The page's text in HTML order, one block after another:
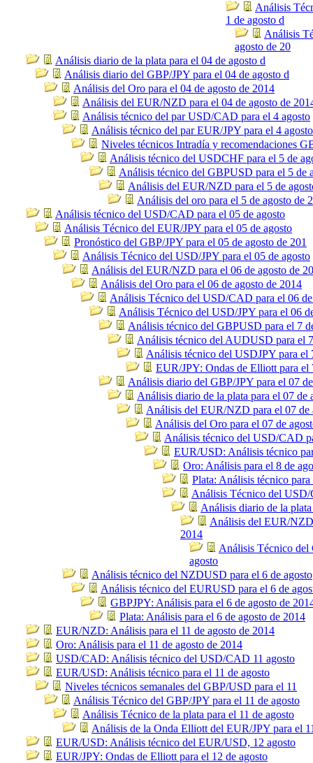
Análisis
1 de agosto d
Análisis
agosto de 20
Análisis diario de la plata para el 04 de agosto d
Análisis diario del GBP/JPY para el 04 de agosto d
Análisis del Oro para el 04 de agosto de 2014
Análisis del EUR/NZD para el 04 de agosto de
Análisis técnico del par USD/CAD para el 4 agosto
Análisis técnico del par EUR/JPY para el 4 agosto
Niveles técnicos Intradía y recomendaciones
Análisis técnico del USDCHF para el 5 de
Análisis técnico del GBPUSD para el 5 de
Análisis del EUR/NZD para el 5 de
Análisis del oro para el 5 de agosto de
Análisis técnico del USD/CAD para el 05 de agosto
Análisis Técnico del EUR/JPY para el 05 de agosto
Pronóstico del GBP/JPY para el 05 de agosto de 201
Análisis Técnico del USD/JPY para el 05 de agosto
Análisis del EUR/NZD para el 06 de agosto de
Análisis del Oro para el 06 de agosto de 2014
Análisis Técnico del USD/CAD para el 06 de
Análisis Técnico del USD/JPY para el 06
Análisis técnico del GBPUSD para el 7
Análisis técnico del AUDUSD para el
Análisis técnico del USDJPY para el
EUR/JPY: Ondas de Elliott para el
Análisis diario del GBP/JPY para el 07
Análisis diario de la plata para el 07 de
Análisis del EUR/NZD para el 07 de
Análisis del Oro para el 07 de
Análisis técnico del USD/CAD
EUR/USD: Análisis técnico
Oro: Análisis para el 8 de
Plata: Análisis técnico para
Análisis Técnico del USD/
Análisis diario de la
Análisis del EUR/
2014
Análisis Técnico del
agosto
Análisis técnico del NZDUSD para el 6 de agosto
Análisis técnico del EURUSD para el 6 de
GBPJPY: Análisis para el 6 de agosto de
Plata: Análisis para el 6 de agosto de 2014
EUR/NZD: Análisis para el 11 de agosto de 2014
Oro: Análisis para el 11 de agosto de 2014
USD/CAD: Análisis técnico del USD/CAD 11 agosto
EUR/USD: Análisis técnico para el 11 de agosto
Niveles técnicos semanales del GBP/USD para el 11
Análisis Técnico del GBP/JPY para el 11 de agosto
Análisis Técnico de la plata para el 11 de agosto
Análisis de la Onda Elliott del EUR/JPY para el
EUR/USD: Análisis técnico del EUR/USD, 12 agosto
EUR/JPY: Ondas de Elliott para el 12 de agosto